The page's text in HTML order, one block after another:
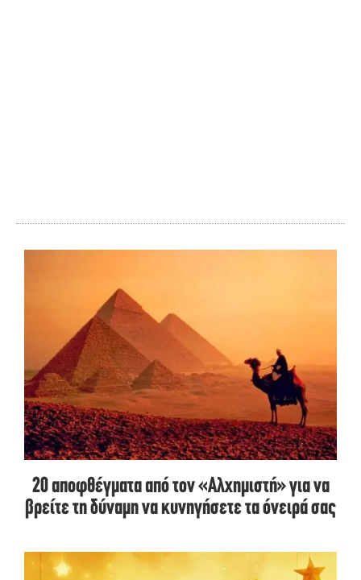
20 αποφθέγματα από τον «Αλχημιστή» για να
βρείτε τη δύναμη να κυνηγήσετε τα όνειρά σας